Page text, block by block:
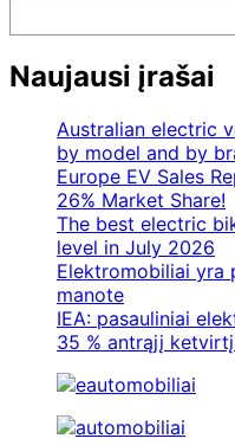
Naujausi įrašai
Australian electric
by model and by
Europe EV Sales
26% Market Share!
The best electric
level in July 2026
Elektromobiliai yra
manote
IEA: pasauliniai
35 % antrąjį